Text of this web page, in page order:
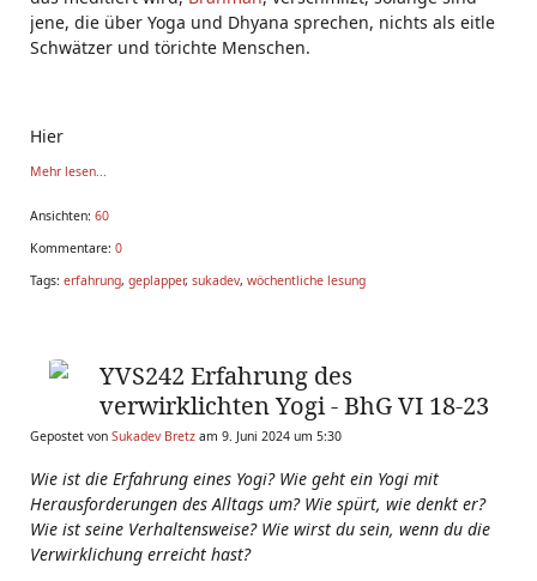
jene, die über Yoga und Dhyana sprechen, nichts als eitle
Schwätzer und törichte Menschen.
Hier
Mehr lesen...
Ansichten: 60
Kommentare: 0
Tags: erfahrung, geplapper, sukadev, wöchentliche lesung
YVS242 Erfahrung des
verwirklichten Yogi - BhG VI 18-23
Gepostet von Sukadev Bretz am 9. Juni 2024 um 5:30
Wie ist die Erfahrung eines Yogi? Wie geht ein Yogi mit
Herausforderungen des Alltags um? Wie spürt, wie denkt er?
Wie ist seine Verhaltensweise? Wie wirst du sein, wenn du die
Verwirklichung erreicht hast?